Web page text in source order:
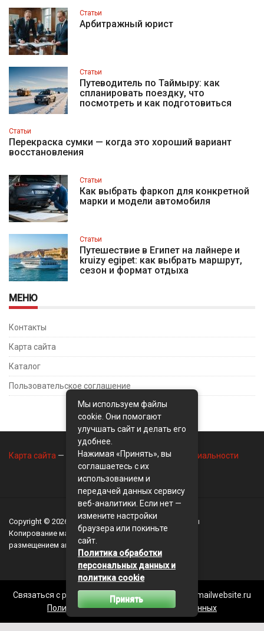
Статьи
Арбитражный юрист
Статьи
Путеводитель по Таймыру: как
спланировать поездку, что
посмотреть и как подготовиться
Статьи
Перекраска сумки — когда это хороший вариант
восстановления
Статьи
Как выбрать фаркоп для конкретной
марки и модели автомобиля
Статьи
Путешествие в Египет на лайнере и
kruizy egipet: как выбрать маршрут,
сезон и формат отдыха
МЕНЮ
Контакты
Карта сайта
Каталог
Пользовательское соглашение
Карта сайта — Контакты— Политика конфиденциальности
Copyright © 2026 BusinessMix- Экономика и финансы
Копирование материалов разрешается, только с
размещением активной ссылки на сайт
Связаться с редакцией сайта: businessmix.ru@mailwebsite.ru
Политика обработки персональных данных
Мы используем файлы
cookie. Они помогают
улучшать сайт и делать его
удобнее.
Нажимая «Принять», вы
соглашаетесь с их
использованием и
передачей данных сервису
веб-аналитики. Если нет —
измените настройки
браузера или покиньте
сайт.
Политика обработки
персональных данных и
политика cookie
Принять